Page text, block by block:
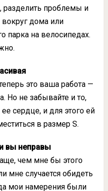
разделить проблемы и
вокруг дома или
парка на велосипедах.
это ваша работа —
Но не забывайте и то,
сердце, и для этого ей
в размер S.
вы неправы
чем мне бы этого
мне случается обидеть
мои намерения были